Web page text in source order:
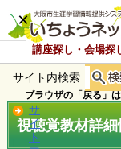
講座探し・会場探
×
ホ
ー
ム
サイト内検索
サ
イ
ト
ブラウザの「戻る」は
視聴覚教材